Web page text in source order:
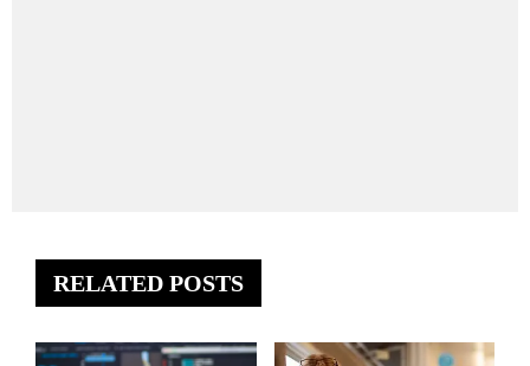
RELATED POSTS